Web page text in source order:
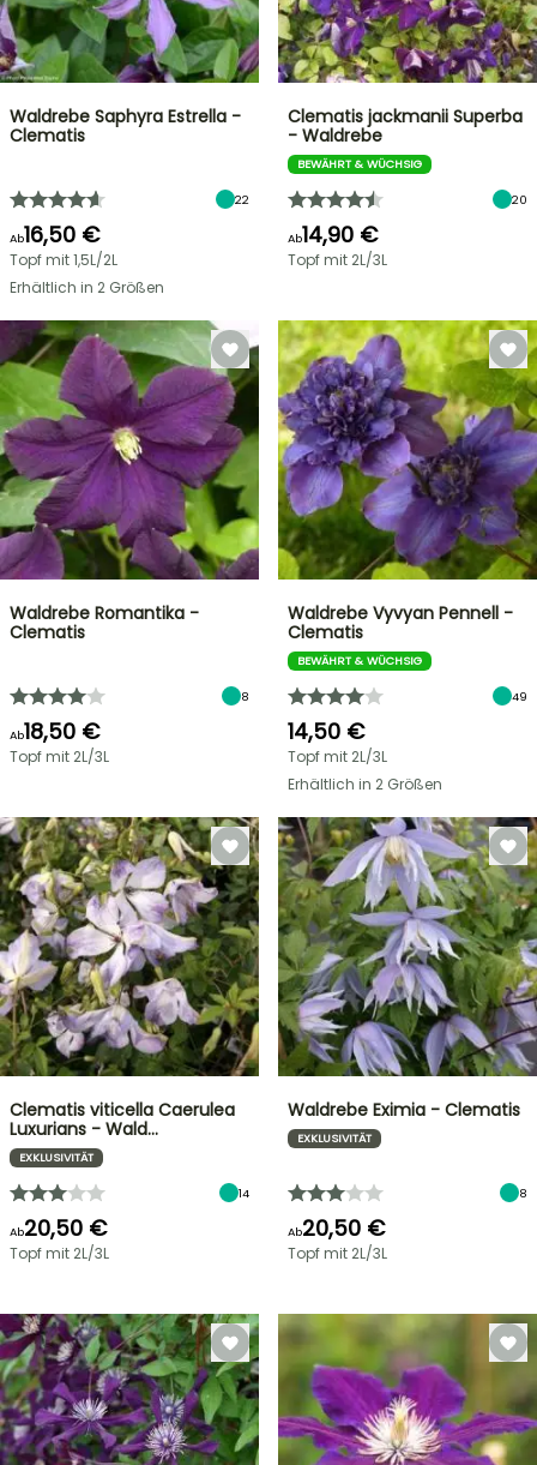
Waldrebe Saphyra Estrella -
Clematis
22
Ab16,50 €
Topf mit 1,5L/2L
Erhältlich in 2 Größen
Clematis jackmanii Superba
- Waldrebe
BEWÄHRT & WÜCHSIG
20
Ab14,90 €
Topf mit 2L/3L
Waldrebe Romantika -
Clematis
8
Ab18,50 €
Topf mit 2L/3L
Waldrebe Vyvyan Pennell -
Clematis
BEWÄHRT & WÜCHSIG
49
14,50 €
Topf mit 2L/3L
Erhältlich in 2 Größen
Clematis viticella Caerulea
Luxurians - Wald…
EXKLUSIVITÄT
14
Ab20,50 €
Topf mit 2L/3L
Waldrebe Eximia - Clematis
EXKLUSIVITÄT
8
Ab20,50 €
Topf mit 2L/3L